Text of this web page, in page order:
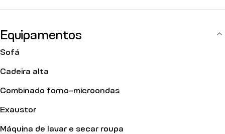
este edifício anterior ao século XX está protegido por um
porteiro e um código de entrada.
Equipamentos
Sofá
Cadeira alta
Combinado forno-microondas
Exaustor
Máquina de lavar e secar roupa